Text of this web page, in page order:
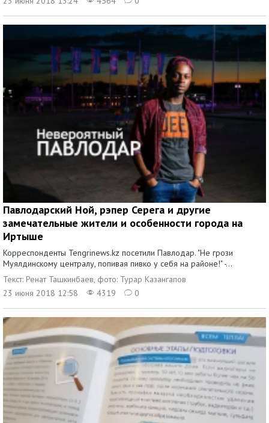
Павлодарский Ной, рэпер Серега и другие
замечательные жители и особенности города на
Иртыше
Корреспонденты Tengrinews.kz посетили Павлодар. "Не грози
Муялдинскому централу, попивая пивко у себя на районе!" -...
Текст: Ренат Ташкинбаев, фото: Турар Казангапов
23 июня 2018 12:58
4319 0